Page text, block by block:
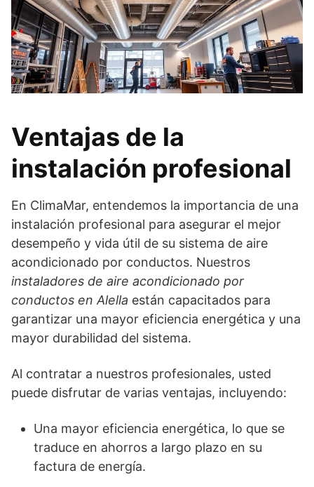
Ventajas de la
instalación profesional
En ClimaMar, entendemos la importancia de una
instalación profesional para asegurar el mejor
desempeño y vida útil de su sistema de aire
acondicionado por conductos. Nuestros
instaladores de aire acondicionado por
conductos en Alella están capacitados para
garantizar una mayor eficiencia energética y una
mayor durabilidad del sistema.
Al contratar a nuestros profesionales, usted
puede disfrutar de varias ventajas, incluyendo:
Una mayor eficiencia energética, lo que se
traduce en ahorros a largo plazo en su
factura de energía.